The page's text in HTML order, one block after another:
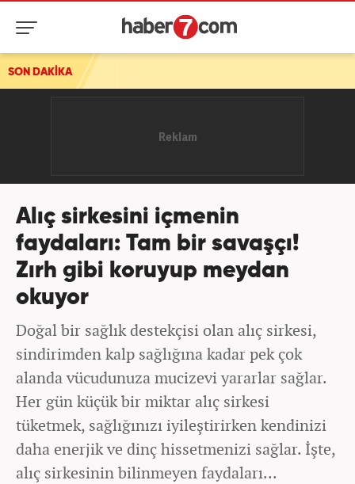
SON DAKİKA
Alıç sirkesini içmenin
faydaları: Tam bir savaşçı!
Zırh gibi koruyup meydan
okuyor
Doğal bir sağlık destekçisi olan alıç sirkesi,
sindirimden kalp sağlığına kadar pek çok
alanda vücudunuza mucizevi yararlar sağlar.
Her gün küçük bir miktar alıç sirkesi
tüketmek, sağlığınızı iyileştirirken kendinizi
daha enerjik ve dinç hissetmenizi sağlar. İşte,
alıç sirkesinin bilinmeyen faydaları...